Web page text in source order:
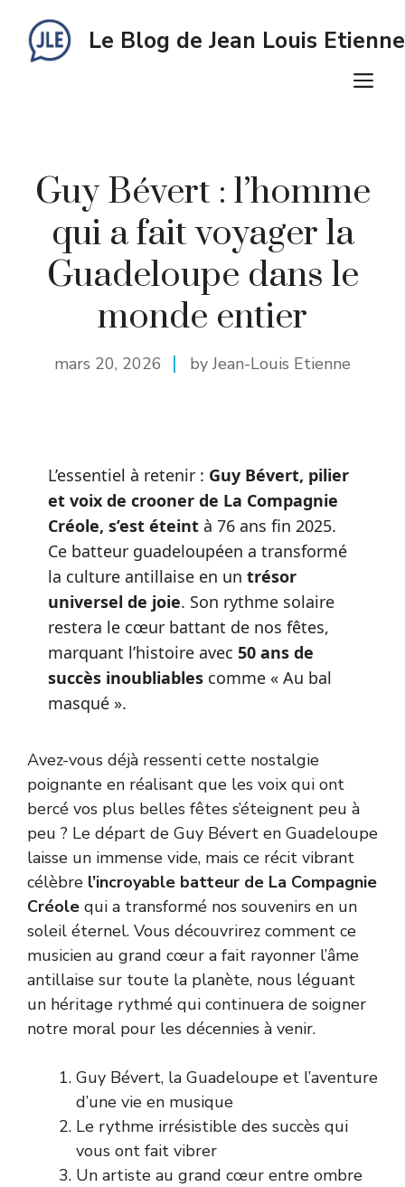
contenu
Le Blog de Jean Louis Etienne
Guy Bévert : l’homme
qui a fait voyager la
Guadeloupe dans le
monde entier
mars 20, 2026 by Jean-Louis Etienne
L’essentiel à retenir : Guy Bévert, pilier
et voix de crooner de La Compagnie
Créole, s’est éteintà 76 ans fin 2025.
Ce batteur guadeloupéen a transformé
la culture antillaise en un trésor
universel de joie. Son rythme solaire
restera le cœur battant de nos fêtes,
marquant l’histoire avec 50 ans de
succès inoubliablescomme « Au bal
masqué ».
Avez-vous déjà ressenti cette nostalgie
poignante en réalisant que les voix qui ont
bercé vos plus belles fêtes s’éteignent peu à
peu ? Le départ de Guy Bévert en Guadeloupe
laisse un immense vide, mais ce récit vibrant
célèbre l’incroyable batteur de La Compagnie
Créole qui a transformé nos souvenirs en un
soleil éternel. Vous découvrirez comment ce
musicien au grand cœur a fait rayonner l’âme
antillaise sur toute la planète, nous léguant
un héritage rythmé qui continuera de soigner
notre moral pour les décennies à venir.
Guy Bévert, la Guadeloupe et l’aventure
d’une vie en musique
Le rythme irrésistible des succès qui
vous ont fait vibrer
Un artiste au grand cœur entre ombre